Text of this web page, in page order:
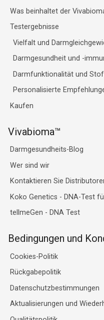
Was beinhaltet der
Testergebnisse
Vielfalt und
Darmgesundheit und -
Darmfunktionalität und
Personalisierte
Kaufen
Vivabioma™
Darmgesundheits-Blog
Wer sind wir
Kontaktieren Sie
Koko Genetics - DNA-Test
tellmeGen - DNA Test
Bedingungen und
Cookies-Politik
Rückgabepolitik
Datenschutzbestimmungen
Aktualisierungen und